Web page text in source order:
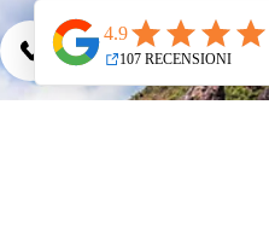
non perdere Il Sudafrica è una terra che
cattura l'anima, un paese
selvaggia e modernità...